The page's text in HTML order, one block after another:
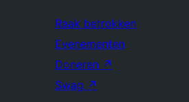
Raak betrokken
Evenementen
Doneren ↗
Swag ↗